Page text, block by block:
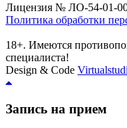
Лицензия № ЛО-54-01-
Политика обработки
18+. Имеются
специалиста!
Design & Code
Запись на прием